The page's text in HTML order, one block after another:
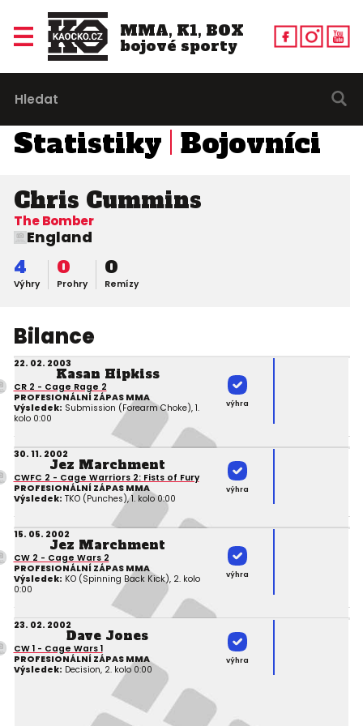
MMA, K1, BOX
bojové sporty
Statistiky Bojovníci
Chris Cummins
The Bomber
England
Výhry
4
Prohry
0
Remízy
0
Bilance
22. 02. 2003
Kasan Hipkiss
CR 2 - Cage Rage 2
PROFESIONÁLNÍ ZÁPAS MMA
Výsledek: Submission (Forearm Choke), 1.
kolo 0:00
výhra
30. 11. 2002
Jez Marchment
CWFC 2 - Cage Warriors 2: Fists of Fury
PROFESIONÁLNÍ ZÁPAS MMA
Výsledek: TKO (Punches), 1. kolo 0:00
výhra
15. 05. 2002
Jez Marchment
CW 2 - Cage Wars 2
PROFESIONÁLNÍ ZÁPAS MMA
Výsledek: KO (Spinning Back Kick), 2. kolo
0:00
výhra
23. 02. 2002
Dave Jones
CW 1 - Cage Wars 1
PROFESIONÁLNÍ ZÁPAS MMA
Výsledek: Decision, 2. kolo 0:00
výhra